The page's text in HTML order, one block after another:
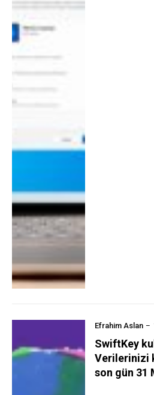
Efrahim Aslan
SwiftKey
Verilerinizi
son gün 31